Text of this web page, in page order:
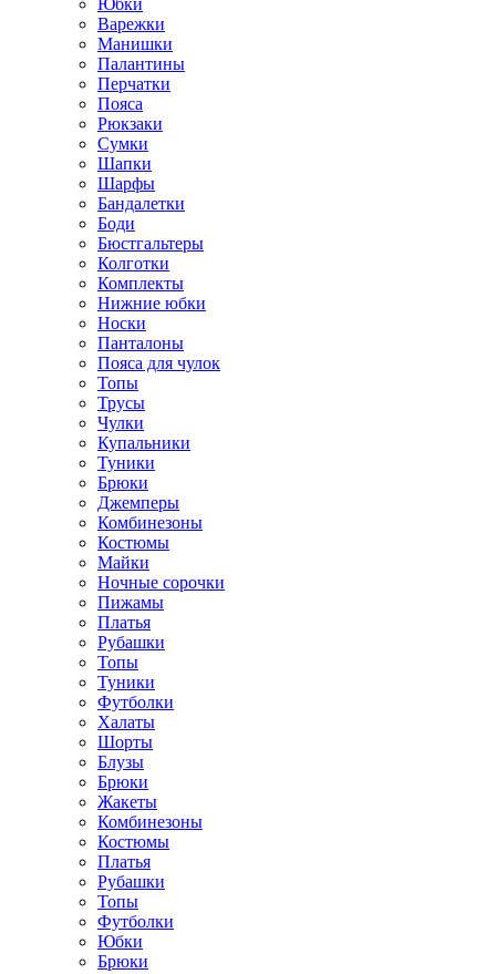
Варежки
Манишки
Палантины
Перчатки
Пояса
Рюкзаки
Сумки
Шапки
Шарфы
Бандалетки
Боди
Бюстгальтеры
Колготки
Комплекты
Нижние юбки
Носки
Панталоны
Поясa для чулок
Топы
Трусы
Чулки
Купальники
Туники
Брюки
Джемперы
Комбинезоны
Костюмы
Майки
Ночные сорочки
Пижамы
Платья
Рубашки
Топы
Туники
Футболки
Халаты
Шорты
Блузы
Брюки
Жакеты
Комбинезоны
Костюмы
Платья
Рубашки
Топы
Футболки
Юбки
Брюки